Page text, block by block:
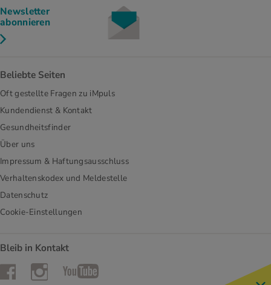
Newsletter
abonnieren
Beliebte Seiten
Oft gestellte Fragen zu iMpuls
Kundendienst & Kontakt
Gesundheitsfinder
Über uns
Impressum & Haftungsausschluss
Verhaltenskodex und Meldestelle
Datenschutz
Cookie-Einstellungen
Bleib in Kontakt
FacebookInstagramYouTube